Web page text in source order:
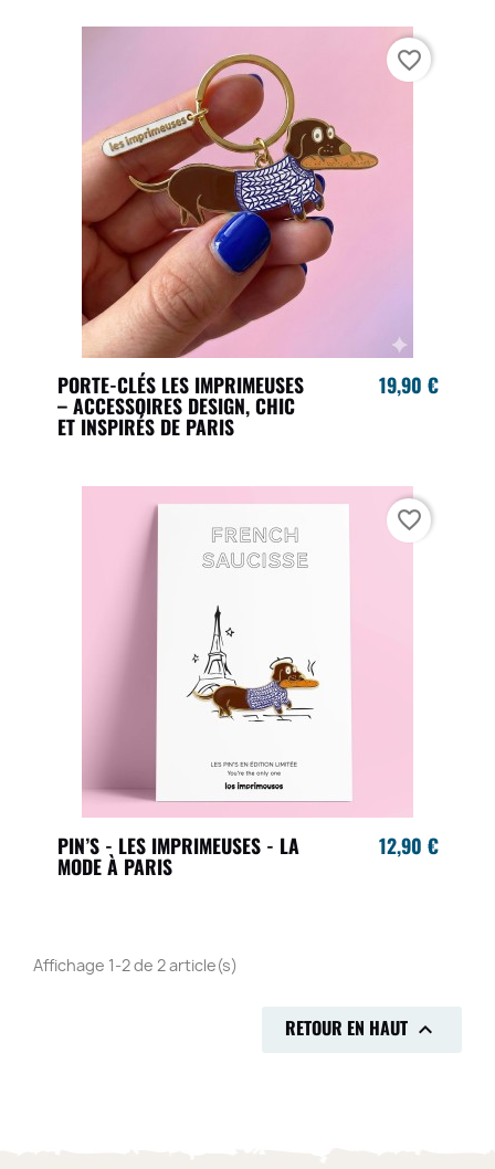
PORTE-CLÉS LES IMPRIMEUSES
– ACCESSOIRES DESIGN, CHIC
ET INSPIRÉS DE PARIS
19,90 €
favorite_border
PIN’S - LES IMPRIMEUSES - LA
MODE À PARIS
12,90 €
favorite_border
Affichage 1-2 de 2 article(s)
RETOUR EN HAUT 